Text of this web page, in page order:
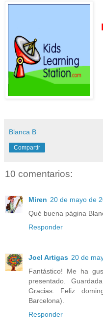
Blanca B
Compartir
10 comentarios:
Miren 20 de mayo de
Qué buena página
Responder
Joel Artigas 20 de
Fantástico! Me ha
presentado.
Gracias. Feliz
Barcelona).
Responder